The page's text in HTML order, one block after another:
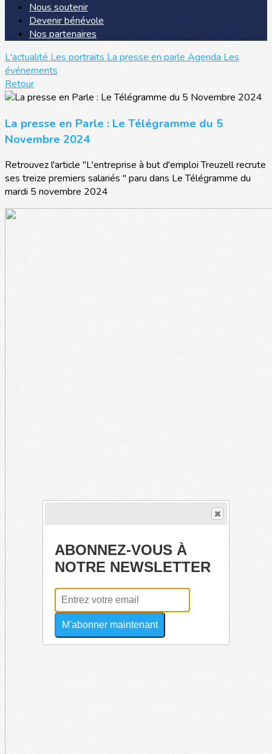
Nous soutenir
Devenir bénévole
Nos partenaires
L'actualité Les portraits La presse en parle Agenda Les
événements
Retour
La presse en Parle : Le Télégramme du 5
Novembre 2024
Retrouvez l'article "L'entreprise à but d'emploi Treuzell recrute
ses treize premiers salariés " paru dans Le Télégramme du
mardi 5 novembre 2024
ABONNEZ-VOUS À
NOTRE NEWSLETTER
M'abonner maintenant